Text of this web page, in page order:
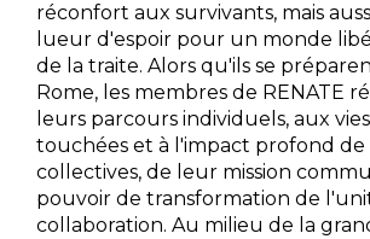
réconfort aux survivants, mais
lueur d'espoir pour un monde
de la traite. Alors qu'ils se
Rome, les membres de RENATE
leurs parcours individuels, aux
touchées et à l'impact profond de
collectives, de leur mission
pouvoir de transformation de
collaboration. Au milieu de la